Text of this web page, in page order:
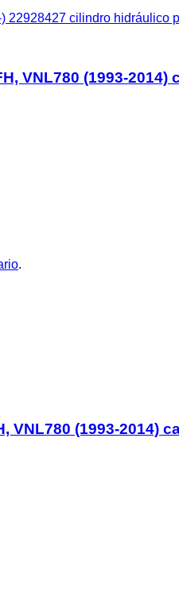
22928427 cilindro hidráulico
VNL780 (1993-2014)
.
VNL780 (1993-2014)